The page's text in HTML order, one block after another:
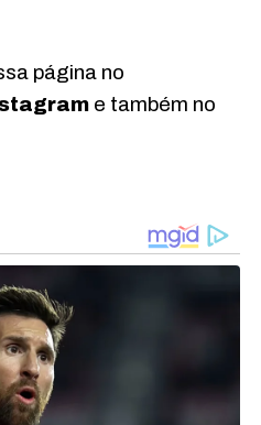
página no
e também no